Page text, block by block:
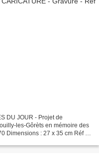
DU JOUR - Projet de
les-Gôrèts en mémoire des
Dimensions : 27 x 35 cm Réf :